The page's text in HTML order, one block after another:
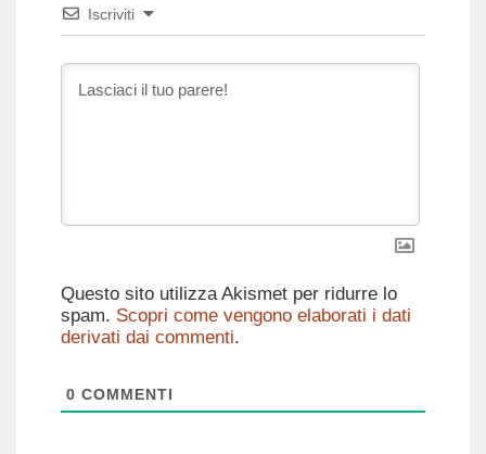
Iscriviti
Questo sito utilizza Akismet per ridurre lo
spam. Scopri come vengono elaborati i dati
derivati dai commenti.
0 COMMENTI